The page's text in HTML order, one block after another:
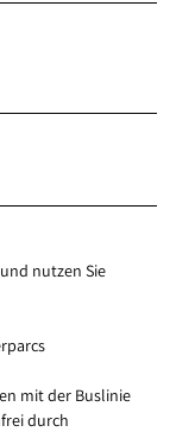
nutzen Sie
mit der Buslinie
durch